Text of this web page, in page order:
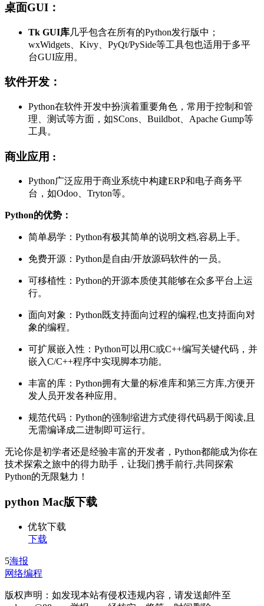
桌面GUI：
Tk GUI库几乎包含在所有的Python发行版中；
wxWidgets、Kivy、PyQt/PySide等工具包也适用于多平
台GUI应用。
软件开发：
Python在软件开发中扮演着重要角色，常用于控制和管
理、测试等方面，如SCons、Buildbot、Apache Gump等
工具。
商业应用 :
Python广泛应用于商业系统中构建ERP和电子商务平
台，如Odoo、Tryton等。
Python的优势：
简单易学：Python有极其简单的说明文档,容易上手。
免费开源：Python是自由/开放源码软件的一员。
可移植性：Python的开源本质使其能够在众多平台上运
行。
面向对象：Python既支持面向过程的编程,也支持面向对
象的编程。
可扩展嵌入性：Python可以用C或C++编写关键代码，并
嵌入C/C++程序中实现脚本功能。
丰富的库：Python拥有大量的标准库和第三方库,方便开
发人员开发各种应用。
规范代码：Python的强制缩进方式使得代码易于阅读,且
无需编译成二进制即可运行。
无论你是初学者还是经验丰富的开发者，Python都能成为你在
技术探索之旅中的得力助手，让我们携手前行,共同探索
Python的无限魅力！
python Mac版下载
优软下载
下载
5海报
网络编程
版权声明：如发现本站有侵权违规内容，请发送邮件至